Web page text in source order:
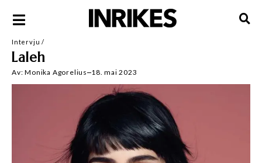
Intervju /
Laleh
Av: Monika Agorelius 18. mai 2023